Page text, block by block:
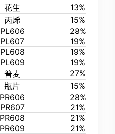
花生
13%
丙烯
15%
PL606
28%
PL607
19%
PL608
19%
PL609
19%
普麦
27%
瓶片
15%
PR606
28%
PR607
21%
PR608
21%
PR609
21%